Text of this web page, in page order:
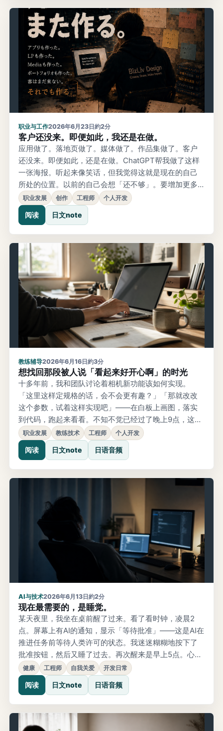
职业与工作2026年6月23日約2分
客户还没来。即便如此，我还是在做。
应用做了。落地页做了。媒体做了。作品集做了。客户
还没来。即便如此，还是在做。ChatGPT帮我做了这样
一张海报。听起来像笑话，但我觉得这就是现在的自己
所处的位置。以前的自己会想「还不够」。要增加更多
功能。要改善落地页。要做更多准备。但最近稍微有了
些变化。不是等客户来了再做，而是做这件事本身变得
有趣起来。当然，光靠这个做不成生意。所以4800日元
君说：「你挺擅长做东西的，但获客这块怎么办？」我
觉得他说得对。
职业发展 创作 工程师 个人开发
阅读 日文note
教练辅导2026年6月16日約3分
想找回那段被人说「看起来好开心啊」的时光
十多年前，我和团队讨论着相机新功能该如何实现。
「这里这样定规格的话，会不会更有趣？」「那就改改
这个参数，试着这样实现吧」——在白板上画图，落实
到代码，跑起来看看。不知不觉已经过了晚上9点，这样
的情况经常发生。有一天，上司随口说了一句：「做东
西的时候，看起来好开心啊。」我笑着回了一句「当了
管理职就不开心了啊」，这件事到现在还记得清清楚
楚。后来，角色发生了变化，自己亲手实现代码的时间
逐渐减少了。管理、协调、会议……当然这些也是重要的
职业发展 教练技术 工程师 个人开发
阅读 日文note 日语音频
AI与技术2026年6月13日約2分
现在最需要的，是睡觉。
某天夜里，我坐在桌前醒了过来。看了看时钟，凌晨2
点。屏幕上有AI的通知，显示「等待批准」——这是AI在
推进任务前等待人类许可的状态。我迷迷糊糊地按下了
批准按钮，然后又睡了过去。再次醒来是早上5点。心想
应该做完了，看了看屏幕——还在等待批准。最近，把
实现工作交给AI的时间越来越多了。自从开始把复杂的处
理打包交给高性能模型批量处理，感觉每次任务花费的
时间越来越长。以前结束得更快。心想「不如把批准设
成自动的」，最近也这么做了
健康 工程师 自我关爱 开发日常
阅读 日文note 日语音频